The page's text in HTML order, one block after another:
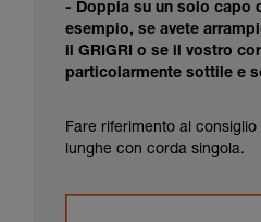
- Doppia su un solo capo
esempio, se avete
il GRIGRI o se il vostro
particolarmente sottile e
Fare riferimento al
lunghe con corda singola.